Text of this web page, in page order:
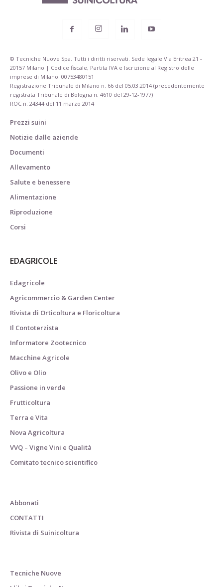
© Tecniche Nuove Spa. Tutti i diritti riservati. Sede legale Via Eritrea 21 -
20157 Milano | Codice fiscale, Partita IVA e Iscrizione al Registro delle
imprese di Milano: 00753480151
Registrazione Tribunale di Milano n. 66 del 05.03.2014 (precedentemente
registrata Tribunale di Bologna n. 4610 del 29-12-1977)
ROC n. 24344 del 11 marzo 2014
Prezzi suini
Notizie dalle aziende
Documenti
Allevamento
Salute e benessere
Alimentazione
Riproduzione
Corsi
EDAGRICOLE
Edagricole
Agricommercio & Garden Center
Rivista di Orticoltura e Floricoltura
Il Contoterzista
Informatore Zootecnico
Macchine Agricole
Olivo e Olio
Passione in verde
Frutticoltura
Terra e Vita
Nova Agricoltura
VVQ – Vigne Vini e Qualità
Comitato tecnico scientifico
Abbonati
CONTATTI
Rivista di Suinicoltura
Tecniche Nuove